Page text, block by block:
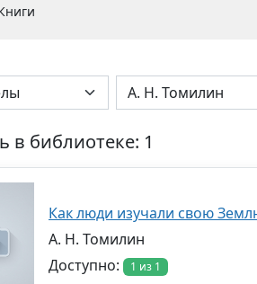
в библиотеке: 1
Как люди изучали свою
А. Н. Томилин
Доступно:
1 из 1